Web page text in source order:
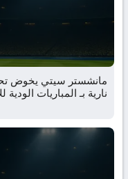
مانشستر سيتي يخوض
نارية بـ المباريات الودية